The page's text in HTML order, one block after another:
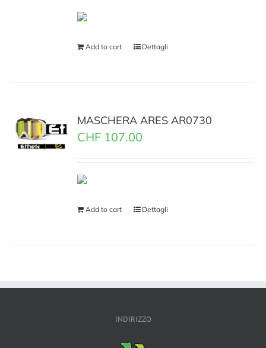
Add to cart Dettagli
MASCHERA ARES AR0730
CHF 107.00
Add to cart Dettagli
INDIRIZZO